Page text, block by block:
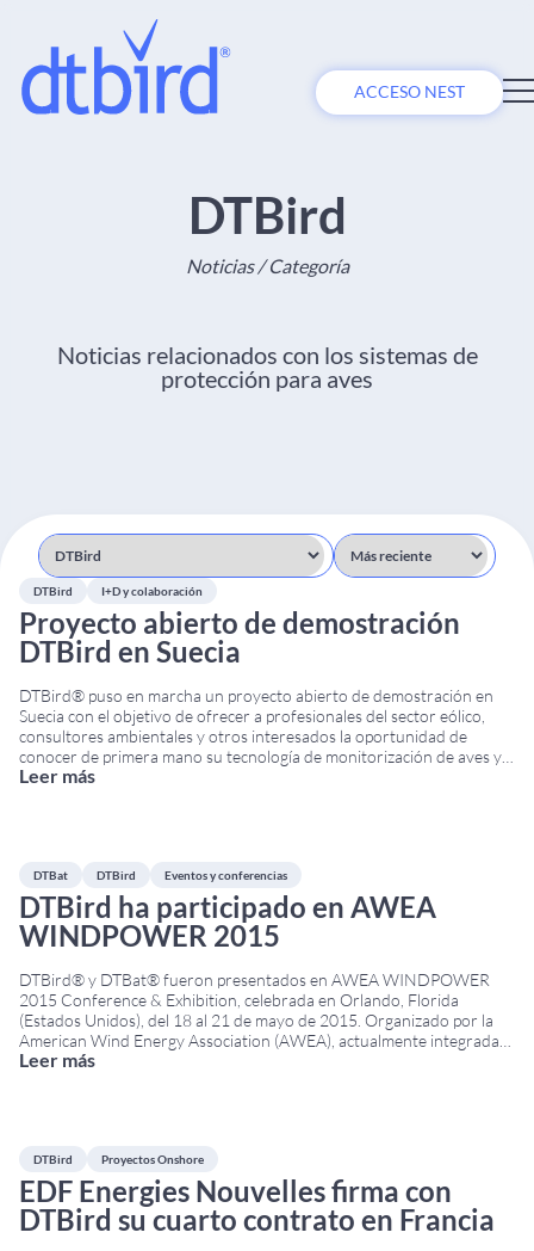
ACCESO NEST
DTBird
Noticias / Categoría
Noticias relacionados con los sistemas de
protección para aves
DTBird I+D y colaboración
Proyecto abierto de demostración
DTBird en Suecia
DTBird® puso en marcha un proyecto abierto de demostración en
Suecia con el objetivo de ofrecer a profesionales del sector eólico,
consultores ambientales y otros interesados la oportunidad de
conocer de primera mano su tecnología de monitorización de aves y
reducción del riesgo de colisión. La iniciativa fue organizada en
Leer más
DTBat DTBird Eventos y conferencias
DTBird ha participado en AWEA
WINDPOWER 2015
DTBird® y DTBat® fueron presentados en AWEA WINDPOWER
2015 Conference & Exhibition, celebrada en Orlando, Florida
(Estados Unidos), del 18 al 21 de mayo de 2015. Organizado por la
American Wind Energy Association (AWEA), actualmente integrada
en la American Clean Power Association (ACP), el evento fue una de
Leer más
DTBird Proyectos Onshore
EDF Energies Nouvelles firma con
DTBird su cuarto contrato en Francia